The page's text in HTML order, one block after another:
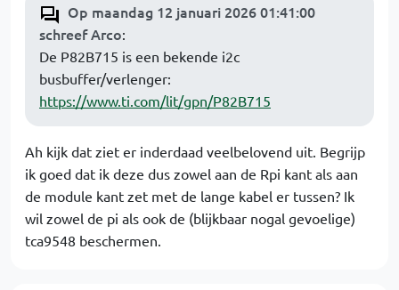
Op maandag 12 januari 2026 01:41:00
schreef Arco:
De P82B715 is een bekende i2c
busbuffer/verlenger:
https://www.ti.com/lit/gpn/P82B715
Ah kijk dat ziet er inderdaad veelbelovend uit. Begrijp
ik goed dat ik deze dus zowel aan de Rpi kant als aan
de module kant zet met de lange kabel er tussen? Ik
wil zowel de pi als ook de (blijkbaar nogal gevoelige)
tca9548 beschermen.